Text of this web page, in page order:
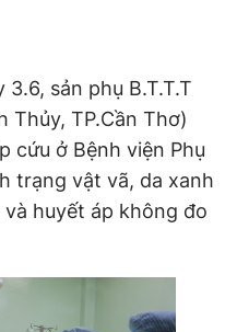
cần biết
hệ quảng cáo
3.6, sản phụ B.T.T.T
Thủy, TP.Cần Thơ)
cứu ở Bệnh viện Phụ
trạng vật vã, da xanh
huyết áp không đo